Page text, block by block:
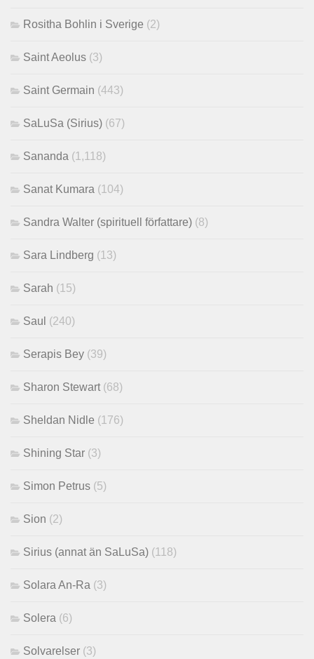
Rositha Bohlin i Sverige (2)
Saint Aeolus (3)
Saint Germain (443)
SaLuSa (Sirius) (67)
Sananda (1,118)
Sanat Kumara (104)
Sandra Walter (spirituell författare) (8)
Sara Lindberg (13)
Sarah (15)
Saul (240)
Serapis Bey (39)
Sharon Stewart (68)
Sheldan Nidle (176)
Shining Star (3)
Simon Petrus (5)
Sion (2)
Sirius (annat än SaLuSa) (118)
Solara An-Ra (3)
Solera (6)
Solvarelser (3)